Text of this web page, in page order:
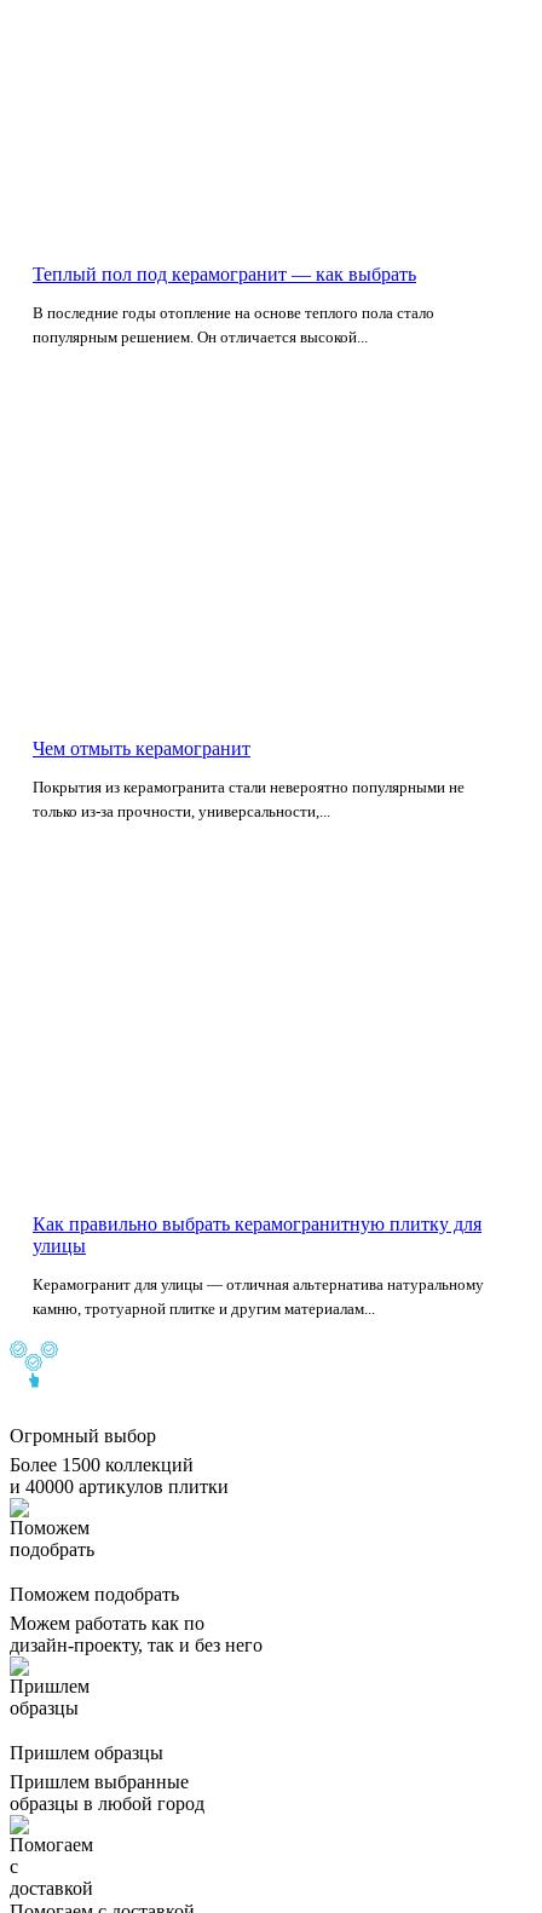
Теплый пол под керамогранит — как выбрать
В последние годы отопление на основе теплого пола стало
популярным решением. Он отличается высокой...
Чем отмыть керамогранит
Покрытия из керамогранита стали невероятно популярными не
только из-за прочности, универсальности,...
Как правильно выбрать керамогранитную плитку для
улицы
Керамогранит для улицы — отличная альтернатива натуральному
камню, тротуарной плитке и другим материалам...
Огромный выбор
Более 1500 коллекций
и 40000 артикулов плитки
Поможем подобрать
Можем работать как по
дизайн-проекту, так и без него
Пришлем образцы
Пришлем выбранные
образцы в любой город